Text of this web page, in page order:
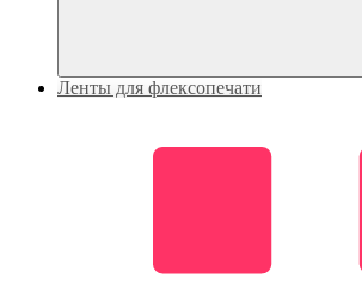
Ленты для флексопечати